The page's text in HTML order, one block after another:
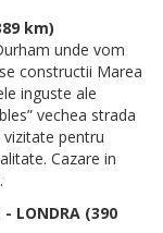
km)
unde vom
constructii Marea
inguste ale
vechea strada
pentru
Cazare in
- LONDRA (390